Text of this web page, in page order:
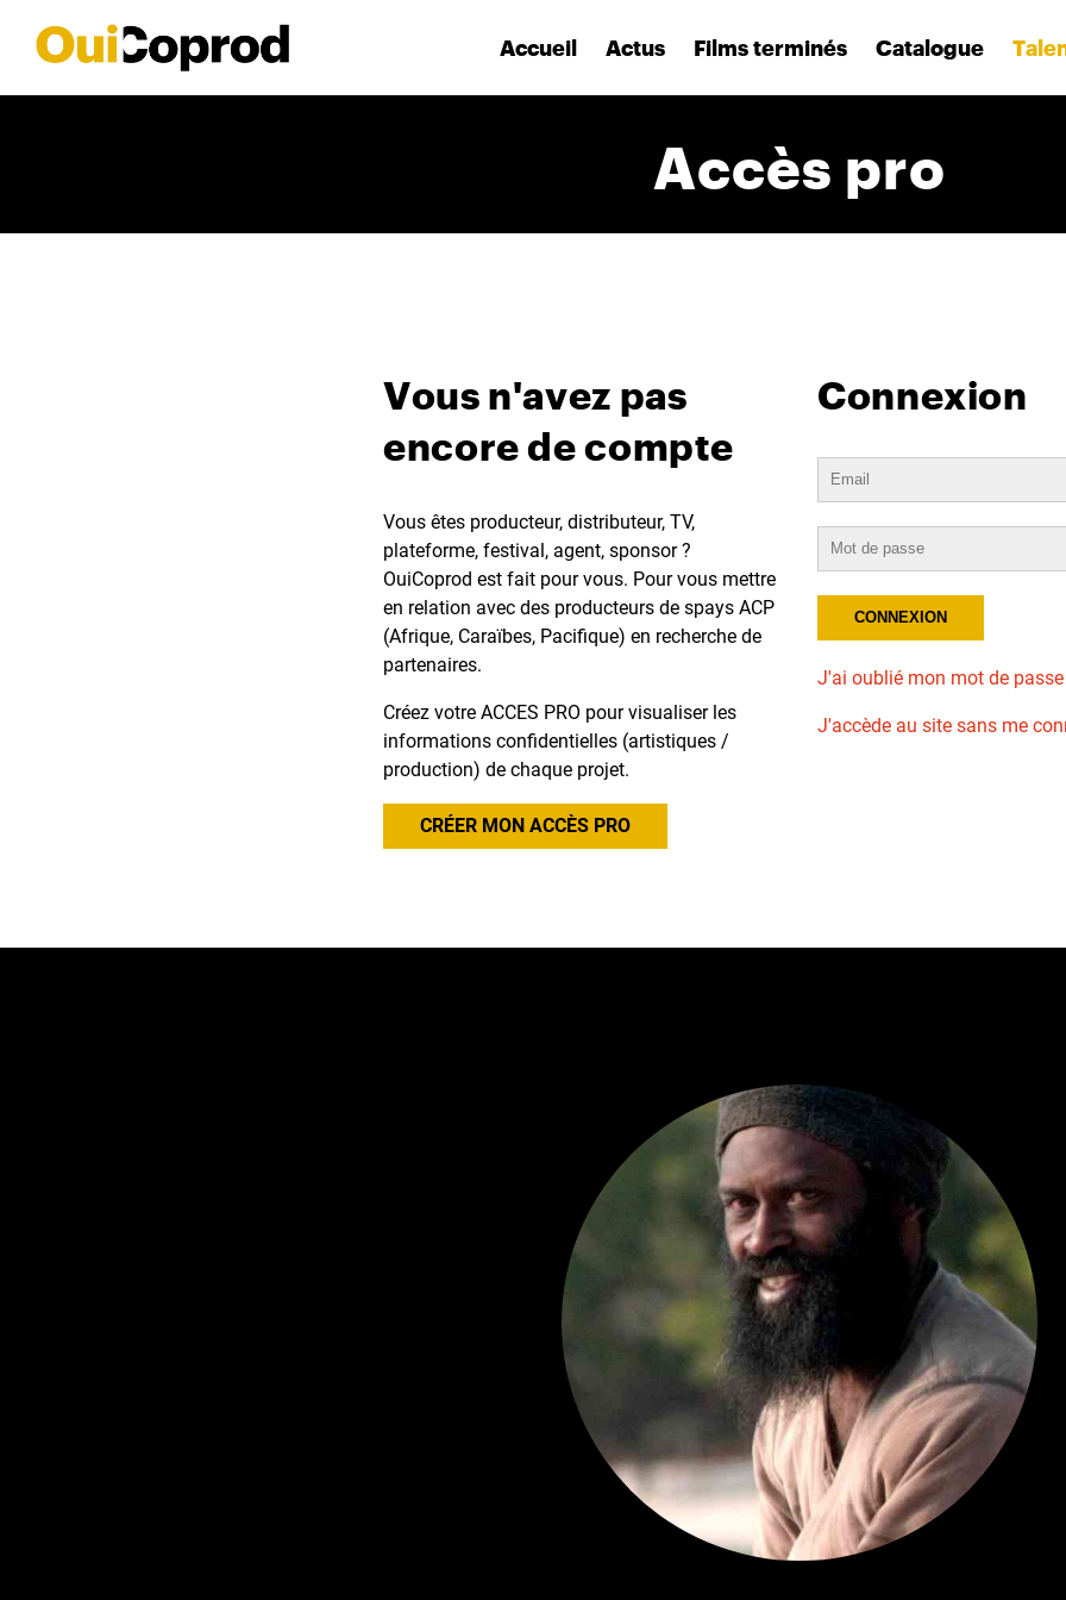
Accueil Actus Films terminés Catalogue
Accès pro
Vous n'avez pas
encore de compte
Vous êtes producteur, distributeur, TV,
plateforme, festival, agent, sponsor ?
OuiCoprod est fait pour vous. Pour vous mettre
en relation avec des producteurs de spays ACP
(Afrique, Caraïbes, Pacifique) en recherche de
partenaires.
Créez votre ACCES PRO pour visualiser les
informations confidentielles (artistiques /
production) de chaque projet.
CRÉER MON ACCÈS PRO
Connexion
J'ai oublié mon mot de passe
J'accède au site sans me